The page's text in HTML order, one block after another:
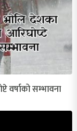
वर्षाको सम्भावना